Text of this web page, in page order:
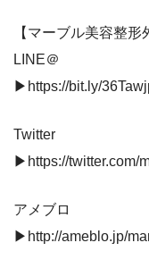
【マーブル美容整形
LINE＠
▶https://bit.ly/
Twitter
▶https://twitter.com/
アメブロ
▶http://ameblo.jp/